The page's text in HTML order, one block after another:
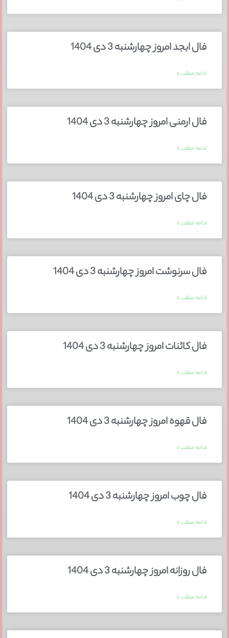
فال ابجد امروز چهارشنبه 3 دی 1404
ادامه مطلب »
فال ارمنی امروز چهارشنبه 3 دی 1404
ادامه مطلب »
فال چای امروز چهارشنبه 3 دی 1404
ادامه مطلب »
فال سرنوشت امروز چهارشنبه 3 دی 1404
ادامه مطلب »
فال کائنات امروز چهارشنبه 3 دی 1404
ادامه مطلب »
فال قهوه امروز چهارشنبه 3 دی 1404
ادامه مطلب »
فال چوب امروز چهارشنبه 3 دی 1404
ادامه مطلب »
فال روزانه امروز چهارشنبه 3 دی 1404
ادامه مطلب »